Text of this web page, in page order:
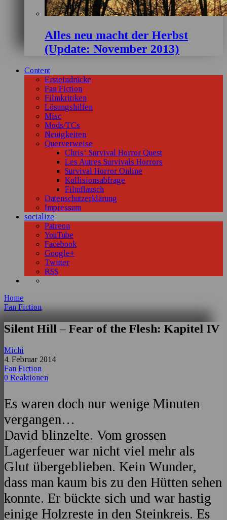
Alles neu macht der Herbst
(Update: November 2013)
Content
Ersteindrücke
Fan Fiction
Filmkritiken
Lösungshilfen
Misc
Mods/TCs
Neuigkeiten
Querverweise
Chris‘ Survival Horror Quest
Les Autres Survivals Horrors
Survival Horror Online
Kollisionsabfrage
Filmflausch
Datenschutzerklärung
Impressum
socialize
Patreon
YouTube
Facebook
Google+
Twitter
RSS
Home
Fan Fiction
Silent Hill – Fear of the Flesh: Kapitel IV
Michi
4. Februar 2014
Fan Fiction
0 Reaktionen
Es waren doch nur wenige Minuten
vergangen…
David blinzelte. Vom grossen
Lagerfeuer war nicht viel mehr als
Glut übergeblieben. Kein Wunder,
dass man kaum bis zu den Hütten sehen
konnte. Er bückte sich und war hastig
einige Holzreste in den Steinkreis. Es